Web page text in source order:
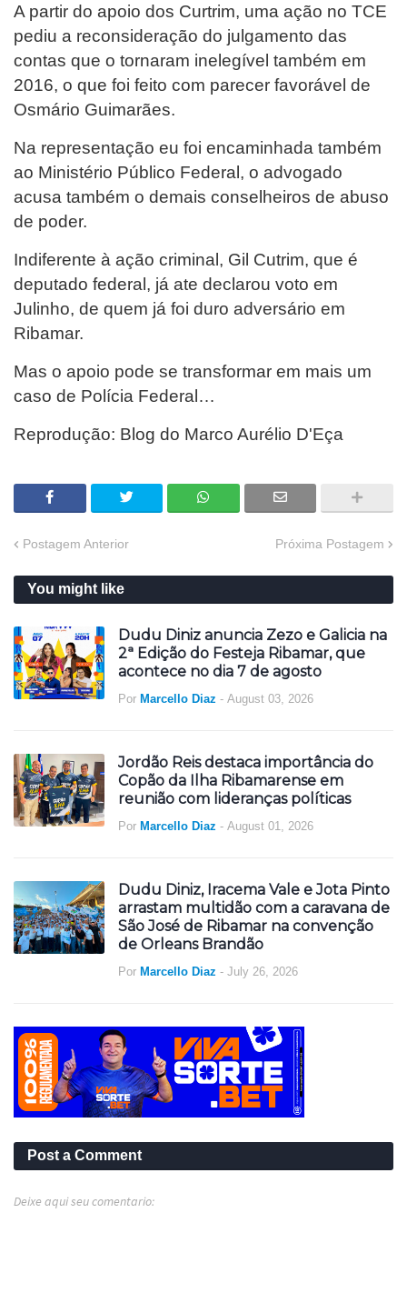
A partir do apoio dos Curtrim, uma ação no TCE
pediu a reconsideração do julgamento das
contas que o tornaram inelegível também em
2016, o que foi feito com parecer favorável de
Osmário Guimarães.
Na representação eu foi encaminhada também
ao Ministério Público Federal, o advogado
acusa também o demais conselheiros de abuso
de poder.
Indiferente à ação criminal, Gil Cutrim, que é
deputado federal, já ate declarou voto em
Julinho, de quem já foi duro adversário em
Ribamar.
Mas o apoio pode se transformar em mais um
caso de Polícia Federal…
Reprodução: Blog do Marco Aurélio D'Eça
Postagem Anterior Próxima Postagem
You might like
Dudu Diniz anuncia Zezo e Galicia na
2ª Edição do Festeja Ribamar, que
acontece no dia 7 de agosto
Por Marcello Diaz - August 03, 2026
Jordão Reis destaca importância do
Copão da Ilha Ribamarense em
reunião com lideranças políticas
Por Marcello Diaz - August 01, 2026
Dudu Diniz, Iracema Vale e Jota Pinto
arrastam multidão com a caravana de
São José de Ribamar na convenção
de Orleans Brandão
Por Marcello Diaz - July 26, 2026
Post a Comment
Deixe aqui seu comentario: